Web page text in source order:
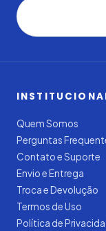
Quem Somos
Perguntas
Contato e Suporte
Envio e Entrega
Troca e Devolução
Termos de Uso
Política de